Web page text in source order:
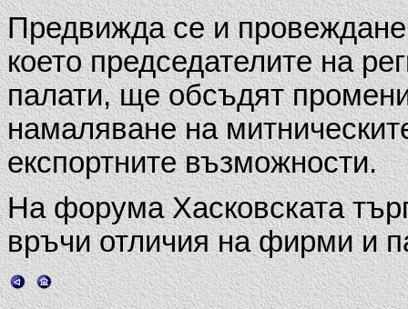
Предвижда се и
което председателите на
палати, ще обсъдят
намаляване на
експортните възможности.
На форума Хасковската
връчи отличия на фирми и